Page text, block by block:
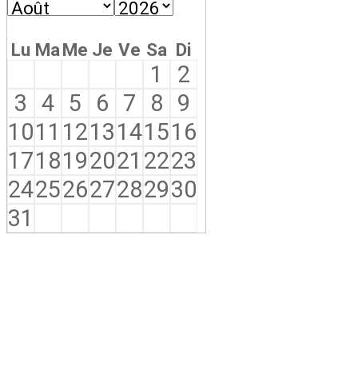
Lu MaMe Je Ve Sa Di
1
2
3 4 5 6 7 8 9
1011 1213141516
1718192021 2223
24252627282930
31